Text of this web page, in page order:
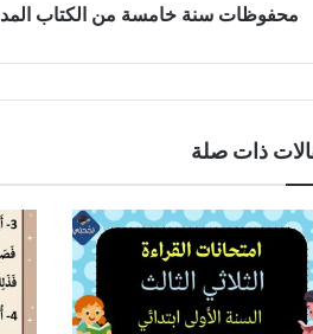
محفوظات سنة خامسة من الكتاب
ذات صلة